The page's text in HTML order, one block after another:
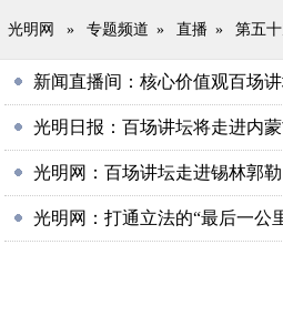
光明网 » 专题频道 » 直播 » 第五
新闻直播间：核心价值观百场
光明日报：百场讲坛将走进内
光明网：百场讲坛走进锡林郭勒
光明网：打通立法的“最后一公